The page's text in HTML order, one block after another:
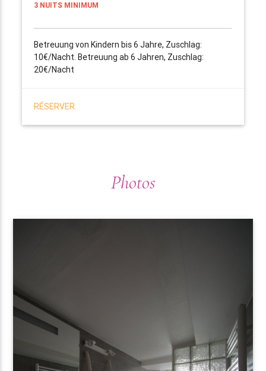
3 NUITS MINIMUM
Betreuung von Kindern bis 6 Jahre, Zuschlag:
10€/Nacht. Betreuung ab 6 Jahren, Zuschlag:
20€/Nacht
RÉSERVER
Photos